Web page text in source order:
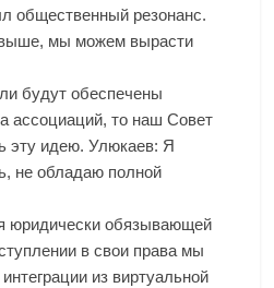
общественный резонанс.
мы можем вырасти
будут обеспечены
ассоциаций, то наш Совет
эту идею. Улюкаев: Я
не обладаю полной
юридически обязывающей
в свои права мы
из виртуальной